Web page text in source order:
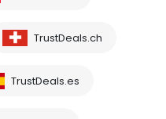
TrustDeals.ch
TrustDeals.es